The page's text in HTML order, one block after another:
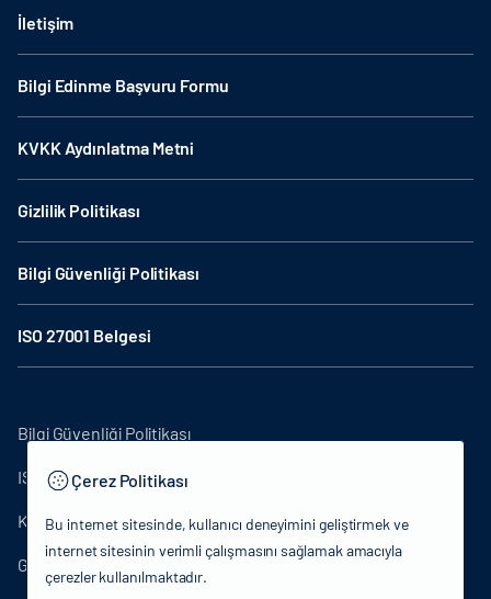
İletişim
Bilgi Edinme Başvuru Formu
KVKK Aydınlatma Metni
Gizlilik Politikası
Bilgi Güvenliği Politikası
ISO 27001 Belgesi
Bilgi Güvenliği Politikası
ISO27001
KVKK Aydınlatma Metni
Gizlilik Politikası
Çerez Politikası
Bu internet sitesinde, kullanıcı deneyimini geliştirmek ve
internet sitesinin verimli çalışmasını sağlamak amacıyla
çerezler kullanılmaktadır.